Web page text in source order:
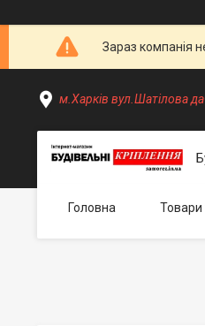
Зараз компанія
м.Харків вул.Шатілова
Головна Товари